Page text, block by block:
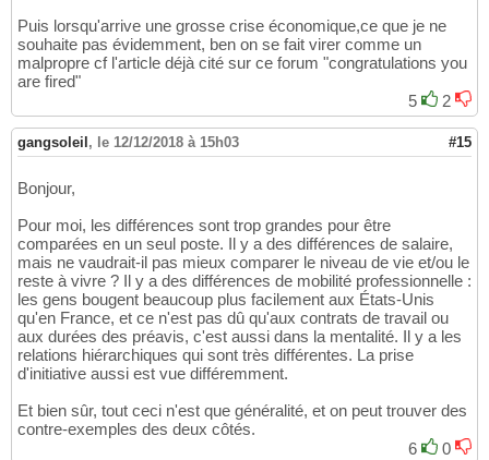
Puis lorsqu'arrive une grosse crise économique,ce que je ne
souhaite pas évidemment, ben on se fait virer comme un
malpropre cf l'article déjà cité sur ce forum "congratulations you
are fired"
5
2
gangsoleil , le 12/12/2018 à 15h03 #15
Bonjour,
Pour moi, les différences sont trop grandes pour être
comparées en un seul poste. Il y a des différences de salaire,
mais ne vaudrait-il pas mieux comparer le niveau de vie et/ou le
reste à vivre ? Il y a des différences de mobilité professionnelle :
les gens bougent beaucoup plus facilement aux États-Unis
qu'en France, et ce n'est pas dû qu'aux contrats de travail ou
aux durées des préavis, c'est aussi dans la mentalité. Il y a les
relations hiérarchiques qui sont très différentes. La prise
d'initiative aussi est vue différemment.
Et bien sûr, tout ceci n'est que généralité, et on peut trouver des
contre-exemples des deux côtés.
6
0